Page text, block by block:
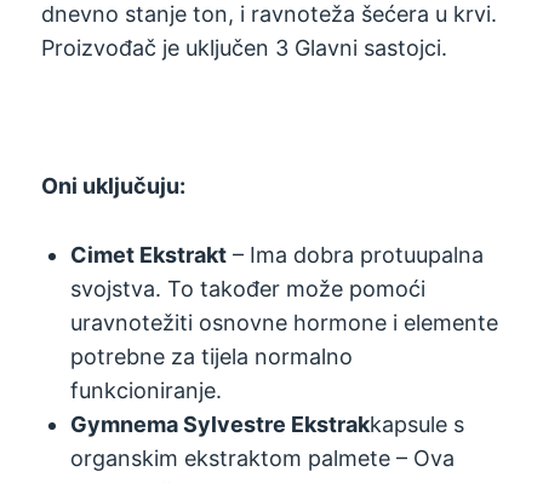
dnevno stanje ton, i ravnoteža šećera u krvi.
Proizvođač je uključen 3 Glavni sastojci.
Oni uključuju:
Cimet Ekstrakt – Ima dobra protuupalna
svojstva. To također može pomoći
uravnotežiti osnovne hormone i elemente
potrebne za tijela normalno
funkcioniranje.
Gymnema Sylvestre Ekstrakkapsule s
organskim ekstraktom palmete – Ova